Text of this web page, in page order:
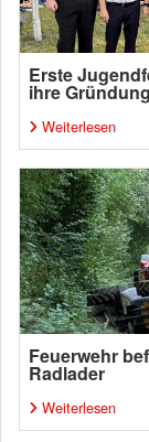
Erste
ihre
Weiterlesen
Feuerwehr
Radlader
Weiterlesen